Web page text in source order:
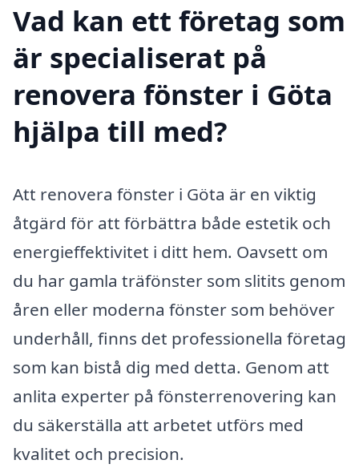
Vad kan ett företag som
är specialiserat på
renovera fönster i Göta
hjälpa till med?
Att renovera fönster i Göta är en viktig
åtgärd för att förbättra både estetik och
energieffektivitet i ditt hem. Oavsett om
du har gamla träfönster som slitits genom
åren eller moderna fönster som behöver
underhåll, finns det professionella företag
som kan bistå dig med detta. Genom att
anlita experter på fönsterrenovering kan
du säkerställa att arbetet utförs med
kvalitet och precision.